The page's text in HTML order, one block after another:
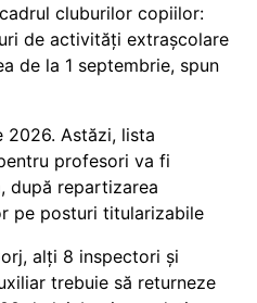
cluburilor copiilor:
de activități extrașcolare
de la 1 septembrie, spun
2026. Astăzi, lista
profesori va fi
după repartizarea
pe posturi titularizabile
alți 8 inspectori și
trebuie să returneze